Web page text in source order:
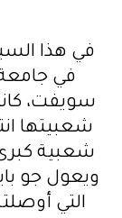
في هذا
في جامعة
شعبيتها
شعبية
ويعول جو